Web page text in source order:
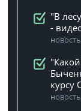
"В
-
курсу